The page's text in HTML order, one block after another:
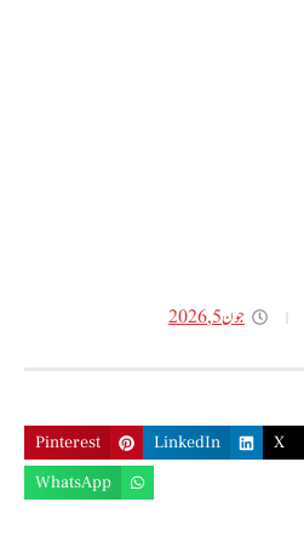
جون 5, 2026
X
LinkedIn
Pinterest
WhatsApp